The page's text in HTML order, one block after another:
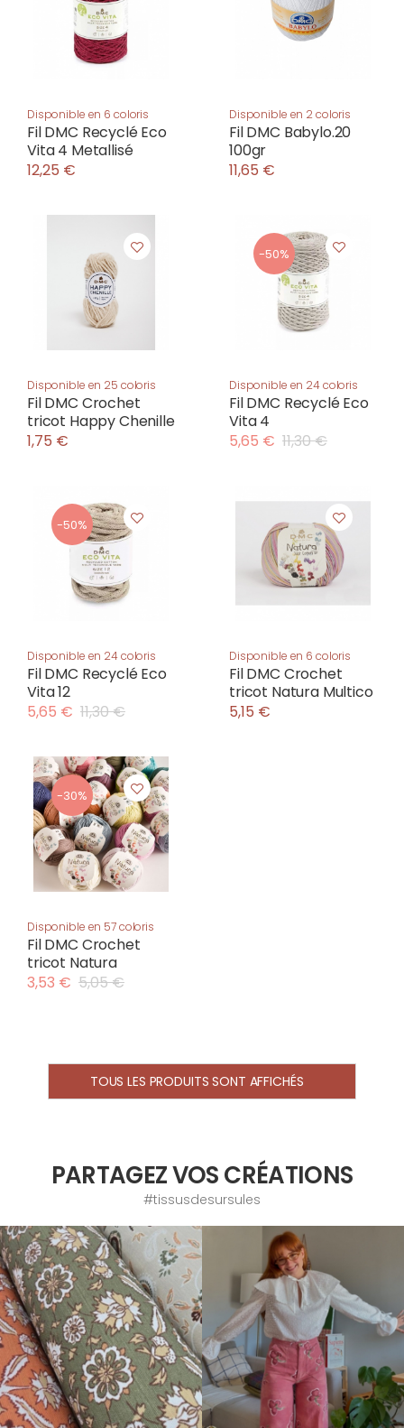
Disponible en 6 coloris
Fil DMC Recyclé Eco
Vita 4 Metallisé
12,25 €
Disponible en 2 coloris
Fil DMC Babylo.20
100gr
11,65 €
Disponible en 25 coloris
Fil DMC Crochet
tricot Happy Chenille
1,75 €
-50%
Disponible en 24 coloris
Fil DMC Recyclé Eco
Vita 4
5,65 € 11,30 €
-50%
Disponible en 24 coloris
Fil DMC Recyclé Eco
Vita 12
5,65 € 11,30 €
Disponible en 6 coloris
Fil DMC Crochet
tricot Natura Multico
5,15 €
-30%
Disponible en 57 coloris
Fil DMC Crochet
tricot Natura
3,53 € 5,05 €
TOUS LES PRODUITS SONT AFFICHÉS
PARTAGEZ VOS CRÉATIONS
#tissusdesursules